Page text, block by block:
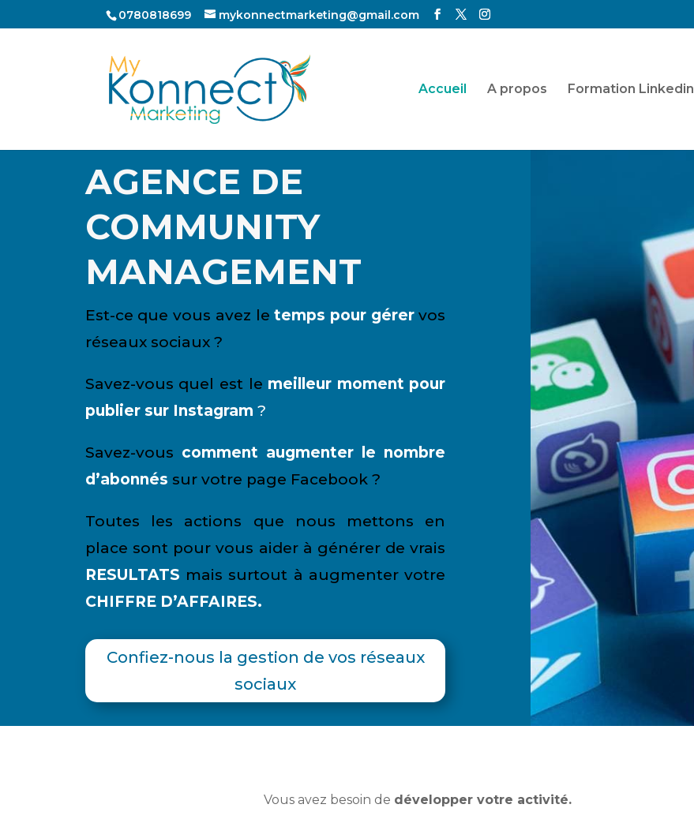
0780818699 mykonnectmarketing@gmail.com
Accueil A propos Formation Linkedin
AGENCE DE
COMMUNITY
MANAGEMENT
Est-ce que vous avez letemps pour gérervos
réseaux sociaux ?
Savez-vous quel est le meilleur moment pour
publier sur Instagram ?
Savez-vous comment augmenter le nombre
d’abonnés sur votre page Facebook ?
Toutes les actions que nous mettons en
place sont pour vous aider à générer de vrais
RESULTATS mais surtout à augmenter votre
CHIFFRE D’AFFAIRES.
Confiez-nous la gestion de vos réseaux
sociaux
Vous avez besoin de développer votre activité.